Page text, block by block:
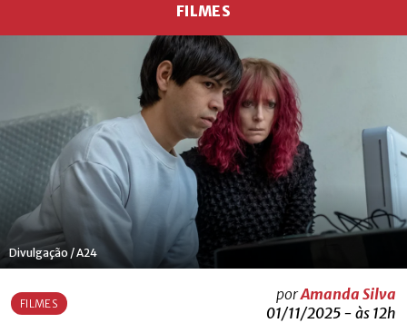
FILMES
Divulgação / A24
FILMES
porAmanda Silva
01/11/2025 - às 12h